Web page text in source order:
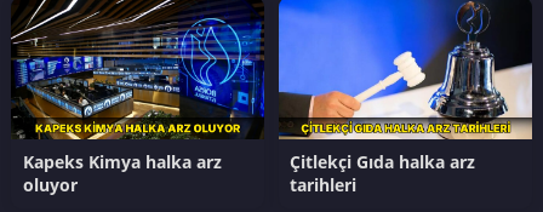
Kapeks Kimya halka arz
oluyor
Çitlekçi Gıda halka arz
tarihleri